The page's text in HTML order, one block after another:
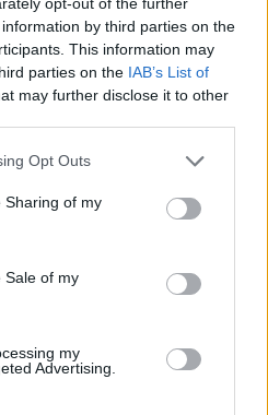
by third parties on the
This information may
parties on the IAB’s List of
may further disclose it to other
Opt Outs
Sharing of my
Sale of my
my
Advertising.